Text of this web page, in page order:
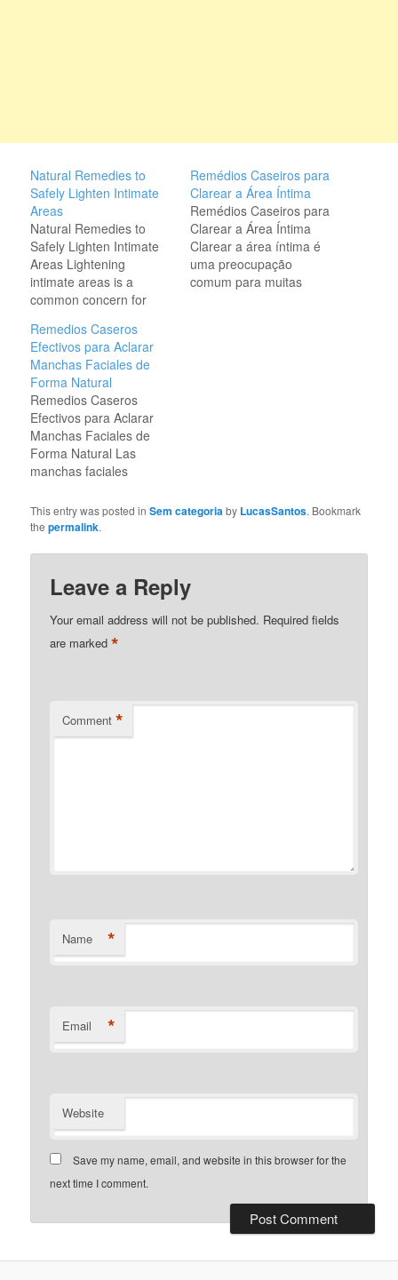
Natural Remedies to
Safely Lighten Intimate
Areas
Natural Remedies to
Safely Lighten Intimate
Areas Lightening
intimate areas is a
common concern for
Various factors such as
hormonal changes,
friction, and skin
conditions can lead to
darkening in these
areas. While there are
commercial products
available, natural
remedies can provide a
alternative. Here,…
Remédios Caseiros para
Clarear a Área Íntima
Remédios Caseiros para
Clarear a Área Íntima
Clarear a área íntima é
uma preocupação
comum para muitas
Remedios Caseros
Efectivos para Aclarar
Manchas Faciales de
Forma Natural
Remedios Caseros
Efectivos para Aclarar
Manchas Faciales de
Forma Natural Las
manchas faciales
de frustración para
muchas personas,
y la confianza.
Afortunadamente,
existen numerosos
remedios naturales que
estas imperfecciones.
efectivos a considerar: 1.
Jugo…
This entry was posted inSem categoriaby LucasSantos. Bookmark
thepermalink.
Leave a Reply
Your email address will not be published. Required fields
are marked*
Comment *
Name *
Email *
Website
Save my name, email, and website in this browser for the
next time I comment.